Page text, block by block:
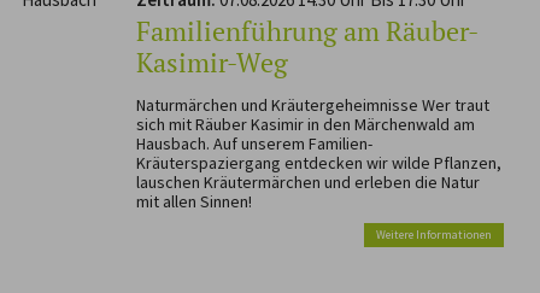
Familienführung am Räuber-
Kasimir-Weg
Naturmärchen und Kräutergeheimnisse Wer traut
sich mit Räuber Kasimir in den Märchenwald am
Hausbach. Auf unserem Familien-
Kräuterspaziergang entdecken wir wilde Pflanzen,
lauschen Kräutermärchen und erleben die Natur
mit allen Sinnen!
Weitere Informationen